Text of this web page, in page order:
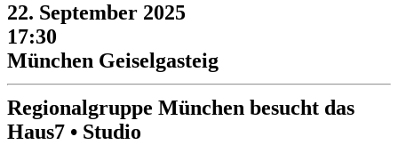
22. September 2025
17:30
München Geiselgasteig
Regionalgruppe München besucht das
Haus7 • Studio